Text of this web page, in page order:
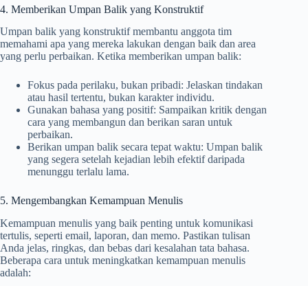
4. Memberikan Umpan Balik yang Konstruktif
Umpan balik yang konstruktif membantu anggota tim
memahami apa yang mereka lakukan dengan baik dan area
yang perlu perbaikan. Ketika memberikan umpan balik:
Fokus pada perilaku, bukan pribadi: Jelaskan tindakan
atau hasil tertentu, bukan karakter individu.
Gunakan bahasa yang positif: Sampaikan kritik dengan
cara yang membangun dan berikan saran untuk
perbaikan.
Berikan umpan balik secara tepat waktu: Umpan balik
yang segera setelah kejadian lebih efektif daripada
menunggu terlalu lama.
5. Mengembangkan Kemampuan Menulis
Kemampuan menulis yang baik penting untuk komunikasi
tertulis, seperti email, laporan, dan memo. Pastikan tulisan
Anda jelas, ringkas, dan bebas dari kesalahan tata bahasa.
Beberapa cara untuk meningkatkan kemampuan menulis
adalah: